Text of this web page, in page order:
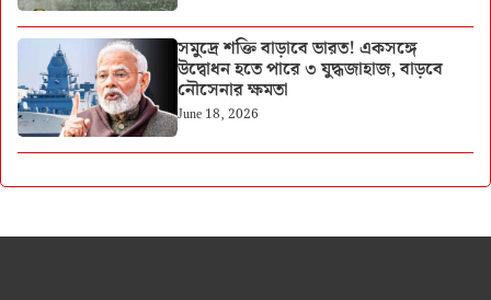
সমুদ্রে শক্তি বাড়াবে ভারত! একসঙ্গে
উদ্বোধন হতে পারে ৩ যুদ্ধজাহাজ, বাড়বে
নৌসেনার ক্ষমতা
June 18, 2026